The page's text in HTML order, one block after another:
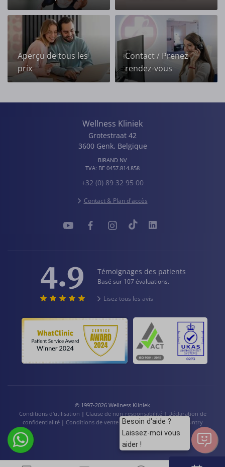
Aperçu de tous les
prix
Contact / Prenez
rendez-vous
Wellness Kliniek
Grotestraat 42
3600 Genk, Belgique
BIRAND NV
TVA: BE 0457.814.858
+32 (0) 89 32 95 00
Contact & Plan d'accès
4.9 Témoignages des patients
Basé sur 107 évaluations.
Lisez tous les avis
© 1997-2026 Wellness Kliniek
Conditions d'utilisation | Clause de non-responsabilité| Déclaration de
confidentialité| Conditions de vente|Cookies |Language / Country
Besoin d'aide ?
Laissez-moi vous
aider !